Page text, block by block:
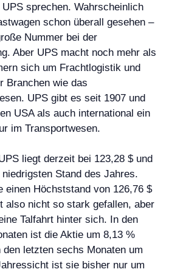
sprechen. Wahrscheinlich
schon überall gesehen –
Nummer bei der
Aber UPS macht noch mehr als
sich um Frachtlogistik und
Branchen wie das
UPS gibt es seit 1907 und
USA als auch international ein
im Transportwesen.
liegt derzeit bei 123,28 $ und
Stand des Jahres.
einen Höchststand von 126,76 $
also nicht so stark gefallen, aber
Talfahrt hinter sich. In den
ist die Aktie um 8,13 %
den letzten sechs Monaten um
ist sie bisher nur um